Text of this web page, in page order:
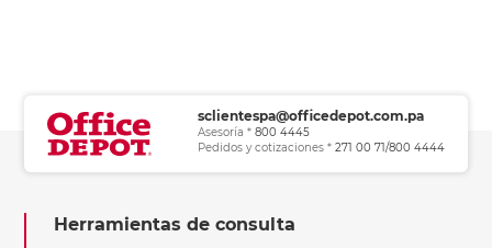
sclientespa@officedepot.com.pa
Asesoría * 800 4445
Pedidos y cotizaciones * 271 00 71/800 4444
Herramientas de consulta